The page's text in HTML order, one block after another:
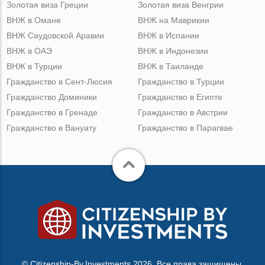
Золотая виза Греции
Золотая виза Венгрии
ВНЖ в Омане
ВНЖ Саудовской Аравии
ВНЖ в ОАЭ
ВНЖ в Турции
ВНЖ на Маврикии
ВНЖ в Испании
ВНЖ в Индонезии
ВНЖ в Таиланде
Гражданство в Сент-Люсия
Гражданство Доминики
Гражданство в Гренаде
Гражданство в Вануату
Гражданство в Турции
Гражданство в Египте
Гражданство в Австрии
Гражданство в Парагвае